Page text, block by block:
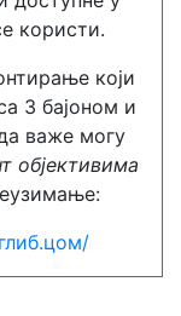
користи.
који
З бајоном и
важе могу
објективима